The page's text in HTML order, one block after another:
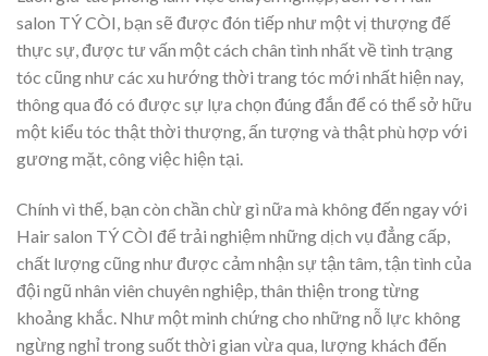
salon TÝ CÒI, bạn sẽ được đón tiếp như một vị thượng đế
thực sự, được tư vấn một cách chân tình nhất về tình trạng
tóc cũng như các xu hướng thời trang tóc mới nhất hiện nay,
thông qua đó có được sự lựa chọn đúng đắn để có thể sở hữu
một kiểu tóc thật thời thượng, ấn tượng và thật phù hợp với
gương mặt, công việc hiện tại.
Chính vì thế, bạn còn chần chừ gì nữa mà không đến ngay với
Hair salon TÝ CÒI để trải nghiệm những dịch vụ đẳng cấp,
chất lượng cũng như được cảm nhận sự tận tâm, tận tình của
đội ngũ nhân viên chuyên nghiệp, thân thiện trong từng
khoảng khắc. Như một minh chứng cho những nỗ lực không
ngừng nghỉ trong suốt thời gian vừa qua, lượng khách đến